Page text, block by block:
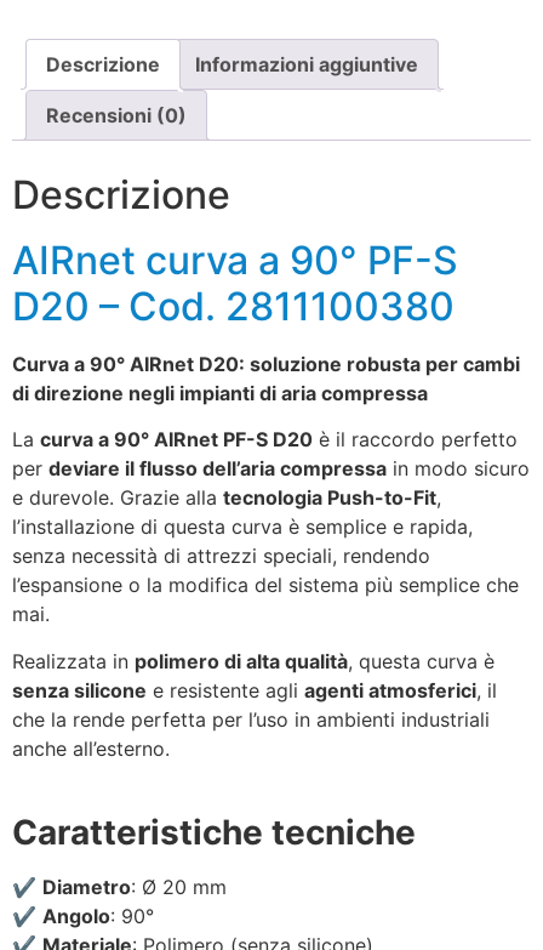
Descrizione Informazioni aggiuntive
Recensioni (0)
Descrizione
AIRnet curva a 90° PF-S
D20 – Cod. 2811100380
Curva a 90° AIRnet D20: soluzione robusta per cambi
di direzione negli impianti di aria compressa
La curva a 90° AIRnet PF-S D20 è il raccordo perfetto
per deviare il flusso dell’aria compressa in modo sicuro
e durevole. Grazie alla tecnologia Push-to-Fit,
l’installazione di questa curva è semplice e rapida,
senza necessità di attrezzi speciali, rendendo
l’espansione o la modifica del sistema più semplice che
mai.
Realizzata in polimero di alta qualità, questa curva è
senza silicone e resistente agli agenti atmosferici, il
che la rende perfetta per l’uso in ambienti industriali
anche all’esterno.
Caratteristiche tecniche
✔️ Diametro: Ø 20 mm
✔️ Angolo: 90°
✔️ Materiale: Polimero (senza silicone)